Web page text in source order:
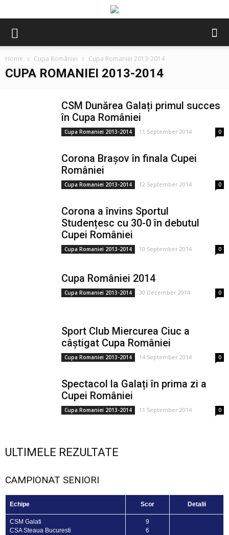
Home Cupa României Cupa Romaniei 2013-2014
CUPA ROMANIEI 2013-2014
CSM Dunărea Galați primul succes
în Cupa României
Cupa Romaniei 2013-2014 11 September 2014 0
Corona Brașov în finala Cupei
României
Cupa Romaniei 2013-2014 12 September 2014 0
Corona a învins Sportul
Studențesc cu 30-0 în debutul
Cupei României
Cupa Romaniei 2013-2014 10 September 2014 0
Cupa României 2014
Cupa Romaniei 2013-2014 30 December 2014 0
Sport Club Miercurea Ciuc a
câștigat Cupa României
Cupa Romaniei 2013-2014 14 September 2014 0
Spectacol la Galați în prima zi a
Cupei României
Cupa Romaniei 2013-2014 11 September 2014 0
ULTIMELE REZULTATE
CAMPIONAT SENIORI
Echipe Scor Detalii
CSM Galati
CSA Steaua Bucuresti
9
6